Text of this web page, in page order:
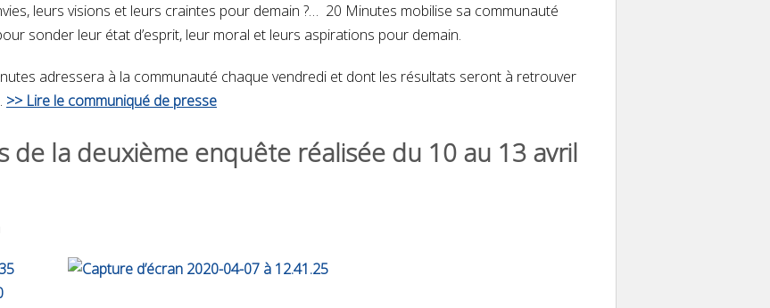
leurs visions et leurs craintes pour demain ?… 20 Minutes mobilise sa communauté
sonder leur état d’esprit, leur moral et leurs aspirations pour demain.
adressera à la communauté chaque vendredi et dont les résultats seront à retrouver
>> Lire le communiqué de presse
de la deuxième enquête réalisée du 10 au 13 avril